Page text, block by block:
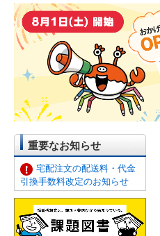
重要なお知らせ
宅配注文の配送料・代金
引換手数料改定のお知らせ